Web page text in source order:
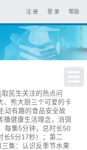
帮助
登 录
注 册
民生关注的热点问
、熊大厨三个可爱的卡
动有趣的食品安全故
播健康生活理念，消弭
每集5分钟，总时长50
长5分17秒）；第二
集：认识反季节水果